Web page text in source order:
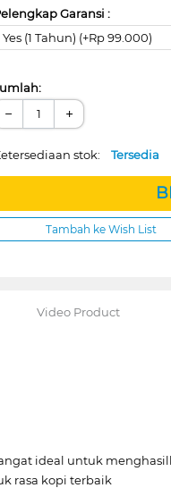
Garansi :
Yes (1 Tahun) (+Rp 99.000)
− +
stok:Tersedia
Tambah ke Wish List
Video Product
ideal untuk
rasa kopi terbaik